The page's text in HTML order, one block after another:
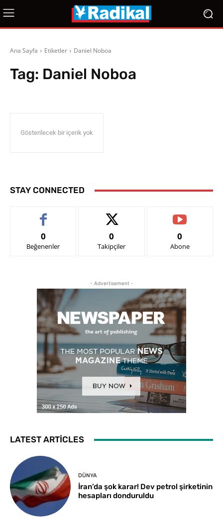
Ana Sayfa Etiketler Daniel Noboa
Tag: Daniel Noboa
Gösterilecek bir içerik yok
STAY CONNECTED
0
Beğenenler
0
Takipçiler
0
Abone
- Advertisement -
LATEST ARTICLES
DÜNYA
İran’da şok karar! Dev petrol şirketinin
hesapları donduruldu